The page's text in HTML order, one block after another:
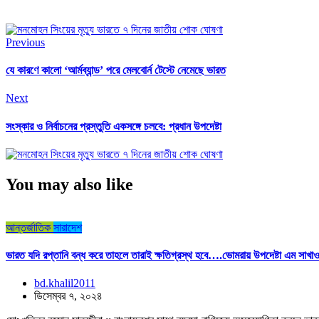
Previous
যে কারণে কালো ‘আর্মব্যান্ড’ পরে মেলবোর্ন টেস্টে নেমেছে ভারত
Next
সংস্কার ও নির্বাচনের প্রস্তুতি একসঙ্গে চলবে: প্রধান উপদেষ্টা
You may also like
আন্তর্জাতিক সারাদেশ
ভারত যদি রপ্তানি বন্ধ করে তাহলে তারাই ক্ষতিগ্রস্থ হবে….ভোমরায় উপদেষ্টা এম
bd.khalil2011
ডিসেম্বর ৭, ২০২৪